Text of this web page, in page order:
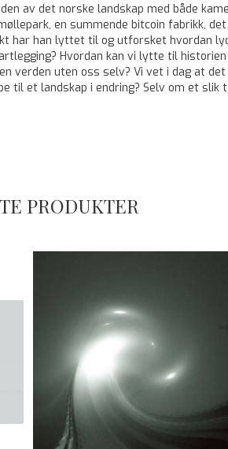
av det norske landskap med både
en summende bitcoin fabrikk,
har han lyttet til og utforsket hvordan
Hvordan kan vi lytte til
verden uten oss selv? Vi vet i dag at
et landskap i endring? Selv om et slik
PRODUKTER